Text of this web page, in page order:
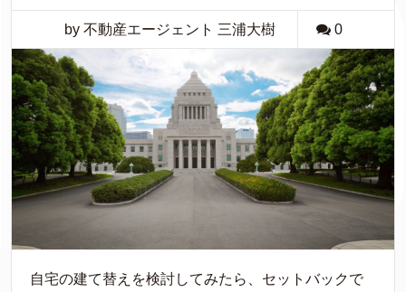
by 不動産エージェント 三浦大樹 0
自宅の建て替えを検討してみたら、セットバックで